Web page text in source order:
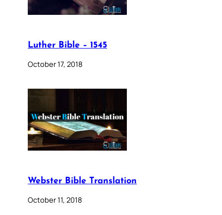
Luther Bible – 1545
October 17, 2018
Webster Bible Translation
October 11, 2018